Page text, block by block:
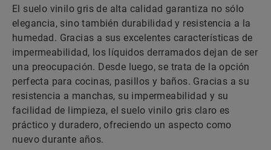
El suelo vinilo gris de alta calidad garantiza no sólo
elegancia, sino también durabilidad y resistencia a la
humedad. Gracias a sus excelentes características de
impermeabilidad, los líquidos derramados dejan de ser
una preocupación. Desde luego, se trata de la opción
perfecta para cocinas, pasillos y baños. Gracias a su
resistencia a manchas, su impermeabilidad y su
facilidad de limpieza, el suelo vinilo gris claro es
práctico y duradero, ofreciendo un aspecto como
nuevo durante años.